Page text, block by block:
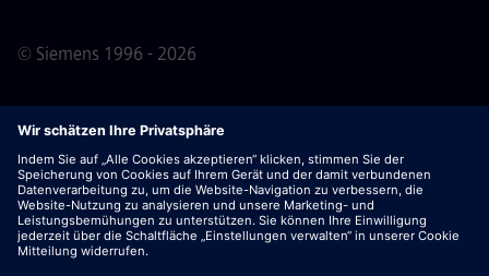
© Siemens 1996 - 2026
Wichtiger Hinweis:Für alle Bewerber: Bitte beachte,
dass Siemens zu keinem Zeitpunkt – weder vor noch
während oder nach dem Bewerbungsprozess – Gebühren
verlangt. Wir fordern keine Bankdaten oder persönlichen
Finanzinformationen als Voraussetzung für eine Einstellung